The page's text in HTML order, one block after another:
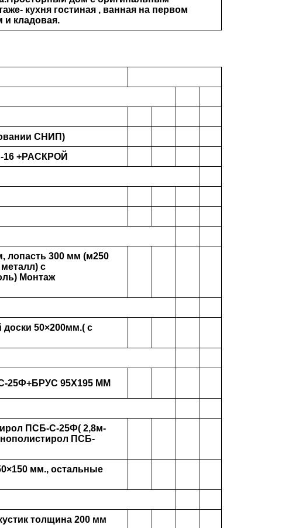
кухня гостиная , ванная на первом
и кладовая.
СНИП)
16 +РАСКРОЙ
лопасть 300 мм (м250
с
Монтаж
доски 50×200мм.( с
25Ф+БРУС 95Х195 ММ
ПСБ-С-25Ф( 2,8м-
ПСБ-
мм., остальные
толщина 200 мм